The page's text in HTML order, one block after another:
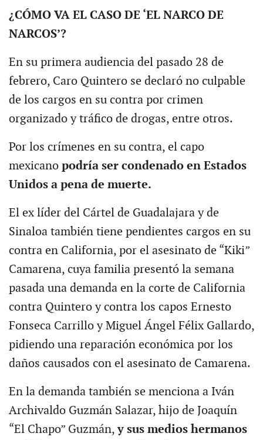
¿CÓMO VA EL CASO DE ‘EL NARCO DE
NARCOS’?
En su primera audiencia del pasado 28 de
febrero, Caro Quintero se declaró no culpable
de los cargos en su contra por crimen
organizado y tráfico de drogas, entre otros.
Por los crímenes en su contra, el capo
mexicano podría ser condenado en Estados
Unidos a pena de muerte.
El ex líder del Cártel de Guadalajara y de
Sinaloa también tiene pendientes cargos en su
contra en California, por el asesinato de “Kiki”
Camarena, cuya familia presentó la semana
pasada una demanda en la corte de California
contra Quintero y contra los capos Ernesto
Fonseca Carrillo y Miguel Ángel Félix Gallardo,
pidiendo una reparación económica por los
daños causados con el asesinato de Camarena.
En la demanda también se menciona a Iván
Archivaldo Guzmán Salazar, hijo de Joaquín
“El Chapo” Guzmán,y sus medios hermanos